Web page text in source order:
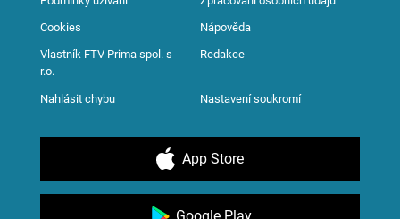
Cookies Nápověda
Vlastník FTV Prima spol. s
r.o.
Redakce
Nahlásit chybu Nastavení soukromí
App Store